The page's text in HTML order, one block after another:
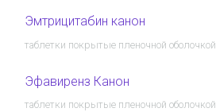
Эмтрицитабин канон
таблетки покрытые пленочной оболочкой
Эфавиренз Канон
таблетки покрытые пленочной оболочкой